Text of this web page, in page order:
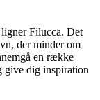
Filucca. Det
der minder om
en række
give dig inspiration